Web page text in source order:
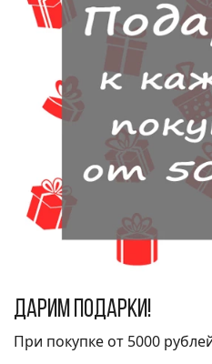
Дарим подарки!
При покупке от 5000